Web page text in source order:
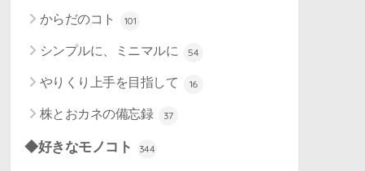
からだのコト 101
シンプルに、ミニマルに 54
やりくり上手を目指して 16
株とおカネの備忘録 37
◆好きなモノコト 344